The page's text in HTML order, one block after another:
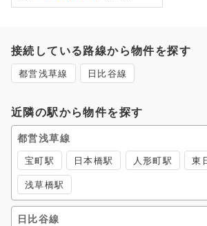
接続している路線から物件を探す
都営浅草線 日比谷線
近隣の駅から物件を探す
都営浅草線
宝町駅 日本橋駅 人形町駅 東
浅草橋駅
日比谷線